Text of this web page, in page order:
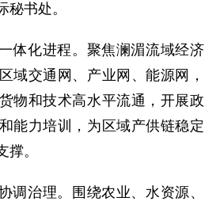
秘书处。
体化进程。聚焦澜湄流域经济
域交通网、产业网、能源网，
物和技术高水平流通，开展政
能力培训，为区域产供链稳定
。
调治理。围绕农业、水资源、